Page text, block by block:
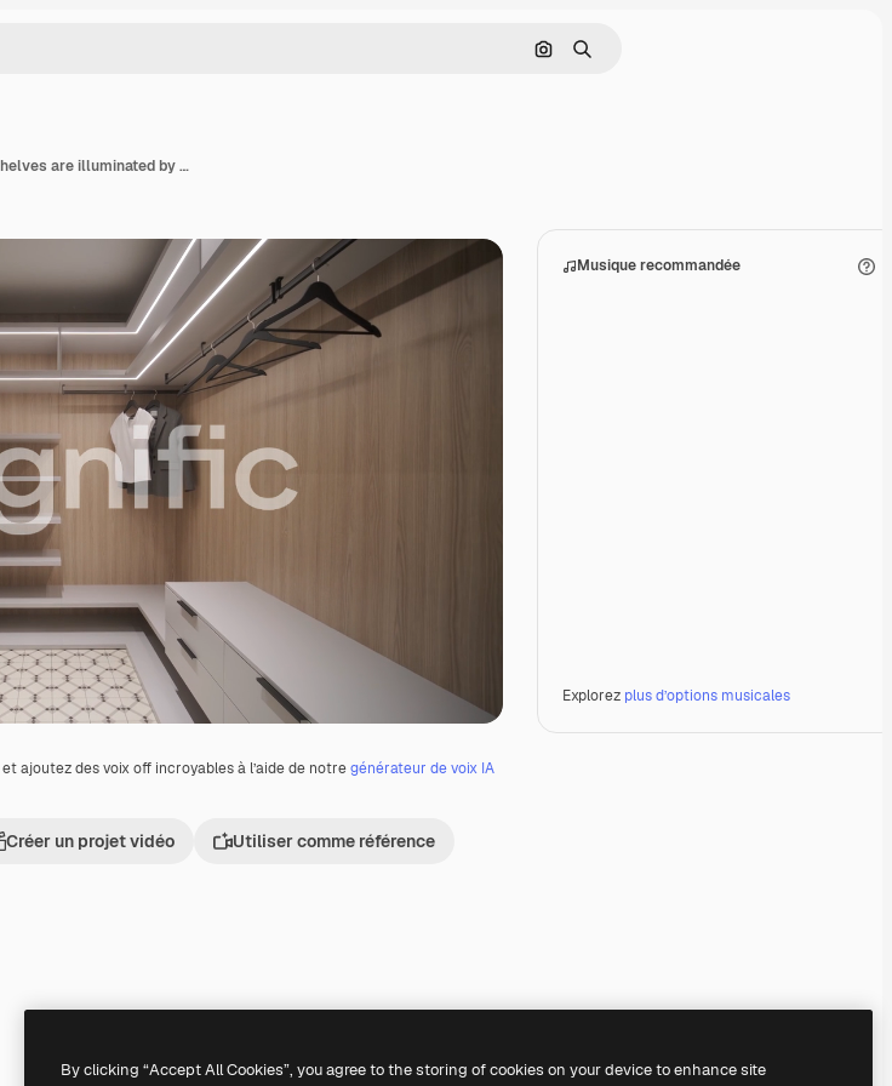
Rechercher par image
Rechercher
et ajoutez des voix off incroyables à l’aide de notregénérateur de voix IA
Créer un projet vidéo Utiliser comme référence
Musique recommandée
Explorez plus d’options musicales
Within a walk-in closet, sleek white drawers and shelves are illuminated by modern LED lighting, set against a warm wood backdrop, highlighting a well-organized and stylish space for clothing and accessories
By clicking “Accept All Cookies”, you agree to the storing of cookies on your device to enhance site